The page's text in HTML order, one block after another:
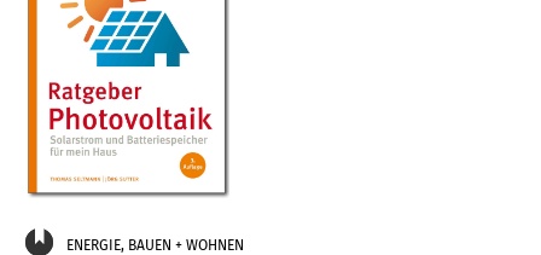
ENERGIE, BAUEN + WOHNEN